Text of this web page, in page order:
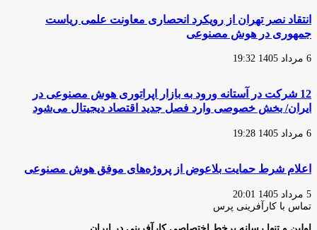
انتقاد نصر تهران از رویکرد انحصاری معاونت علمی ریاست
جمهوری در هوش مصنوعی
6 مرداد 1405 19:32
12 شرکت در آستانه ورود به بازار اپراتوری هوش مصنوعی در
ایران/ بخش خصوصی وارد فصل جدید اقتصاد دیجیتال می‌شود
6 مرداد 1405 19:28
اعلام شرط حمایت بلاعوض از پروژه‌های موفق هوش مصنوعی
5 مرداد 1405 20:01
تماس با کارآفرینی پرس
اولین و تنها رسانه برخط اختصاصی کارآفرینی در ایران